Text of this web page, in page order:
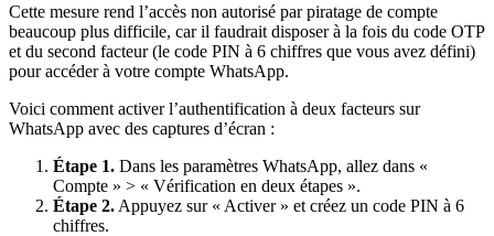
Cette mesure rend l’accès non autorisé par piratage de compte
beaucoup plus difficile, car il faudrait disposer à la fois du code OTP
et du second facteur (le code PIN à 6 chiffres que vous avez défini)
pour accéder à votre compte WhatsApp.
Voici comment activer l’authentification à deux facteurs sur
WhatsApp avec des captures d’écran :
Étape 1. Dans les paramètres WhatsApp, allez dans «
Compte » > « Vérification en deux étapes ».
Étape 2. Appuyez sur « Activer » et créez un code PIN à 6
chiffres.